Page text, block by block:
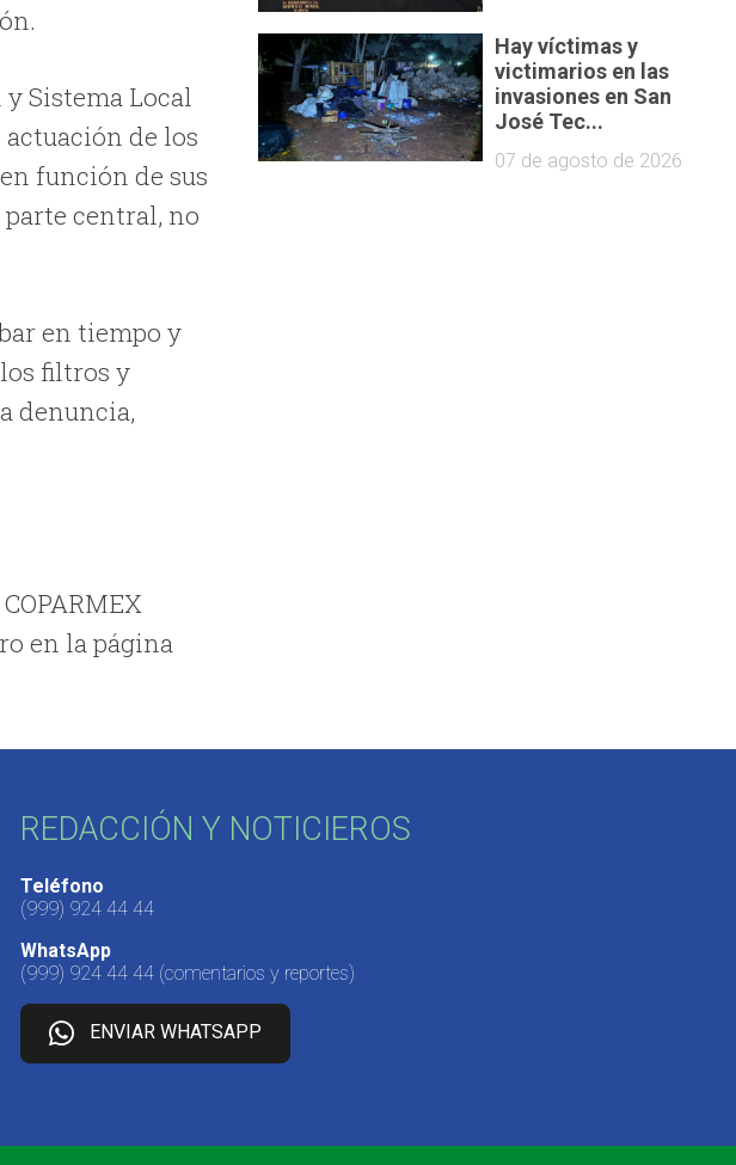
Sistema Local
de los
función de sus
central, no
en tiempo y
filtros y
denuncia,
en la página
Hay víctimas y
victimarios en las
invasiones en San
José Tec...
07 de agosto de 2026
REDACCIÓN Y NOTICIEROS
Teléfono
(999) 924 44 44
WhatsApp
(999) 924 44 44 (comentarios y reportes)
ENVIAR WHATSAPP